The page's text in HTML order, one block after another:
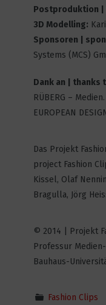
Treuen
Postproduktion
3D Modelling:
Sponsoren |
Systems (MCS)
Dank an | thanks
RÜBERG –
EUROPEAN
Das Projekt
project Fashion
Kissel, Olaf
Bragulla, Jörg
© 2014 | Projekt
Professur
Bauhaus-
Fashion Clips